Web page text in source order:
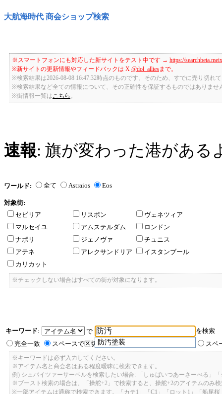
大航海時代 商会ショップ検索
※スマートフォンにも対応した新サイトをテスト中です → https://
※新サイトの更新情報やフィードバックは X @dol_alliesまで。
※検索結果は2026-08-08 16:47:32時点のものです。そのため、すでに売り切れ
※検索結果など全ての情報について、その正確性を保証するものではありませ
※街情報一覧は こちら
速報: 旗が変わった港がある
ワールド: 全て Astraios Eos
対象街:
セビリア
リスボン
ヴェネツィア
マルセイユ
アムステルダム
ロンドン
ナポリ
ジェノヴァ
チュニス
アテネ
アレクサンドリア
イスタンブール
カリカット
※チェックしない場合はすべての街が対象になります。
キーワード:
で
防汚塗装
を検索
完全一致
スペースで区切ったキーワードのいずれかを含む スペ
※キーワードは必ず入力してください。
※アイテム名と商会名はある程度曖昧に検索できます。
例) シュバイツァーサーベルを検索したい場合: 「しゅばいつあーさーべる」
※ブースト検索の場合は、「操舵+2」で検索すると、操舵+2のアイテムのみ
※一部アイテムは通称で検索できます。「カテ1」「C1」「ロット1」「船尾